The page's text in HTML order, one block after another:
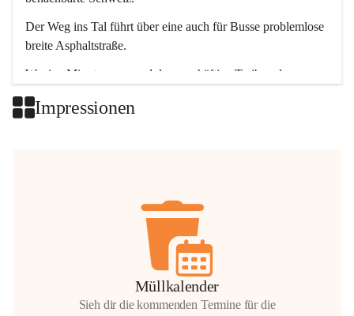
Der Weg ins Tal führt über eine auch für Busse problemlose
breite Asphaltstraße.
Wenige Minuten nur, und das geschäftige Treiben der
Impressionen
Müllkalender
Sieh dir die kommenden Termine für die